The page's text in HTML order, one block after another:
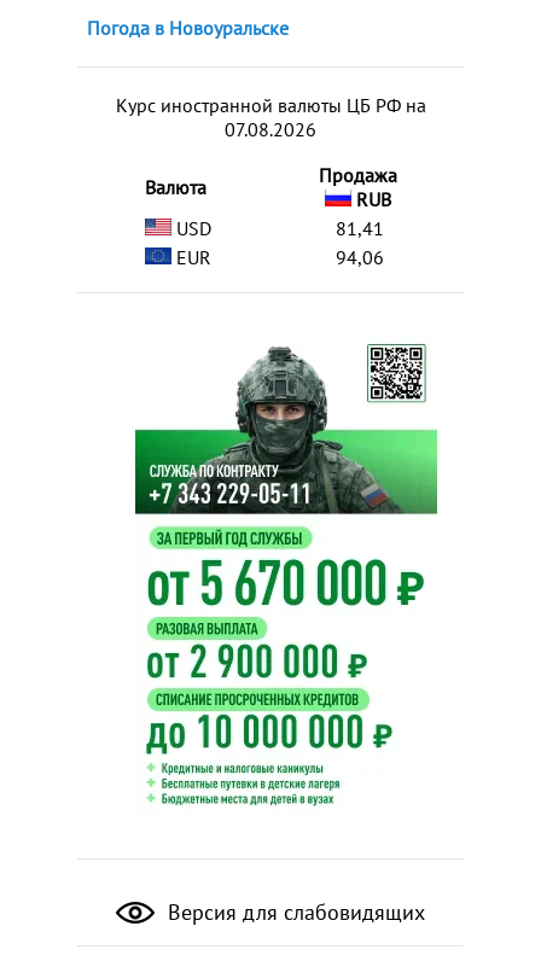
Погода в Новоуральске
Курс иностранной валюты ЦБ РФ на
07.08.2026
Валюта
Продажа
RUB
USD
81,41
EUR
94,06
Версия для слабовидящих